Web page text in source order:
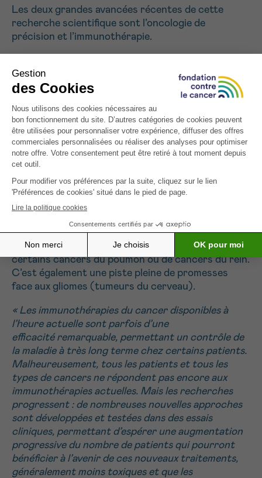
Les deux grandes avancées récentes de cette
recherche scientifique sont l’oncologie de
précision et l’immunothérapie.
moléculaires du cancer, il est désormais possible de
mieux identifier le traitement le plus efficace pour
chaque patient. Sur le plan moléculaire, certains
cancers, tels que le cancer du sein et du poumon,
peuvent être caractérisés et traités en fonction de
leur sous-type, ce qui permet d’avoir recours à des
traitements plus efficaces.
Il existe également de nombreux nouveaux
développements dans le domaine de
l’immunothérapie. Le but est de stimuler ou de
renforcer de façon spécifique le système
immunitaire du patient. Cela donne d’excellents
résultats, dans le traitement du mélanome, de
certains cancers du poumon ou de cancers du rein.
C’est également une piste pleine de promesses
face aux gliomes (tumeurs du cerveau).
« Les immunothérapies du cancer disponibles à
l’heure actuelle sont parfois d’une
efficacité remarquable, permettant un contrôle de
la maladie à très long terme chez certains patients.
Malheureusement, tous les patients et tous les
types de cancers ne répondent pas encore aux
immunothérapies actuelles. Mais les recherches
progressent : de nombreuses nouvelles approches
sont développées et testées dans des essais
cliniques, permettant d’espérer une augmentation
progressive du nombre de patients qui pourront
bénéficier à l’avenir de ces nouveaux traitements,
généralement moins toxiques et que les